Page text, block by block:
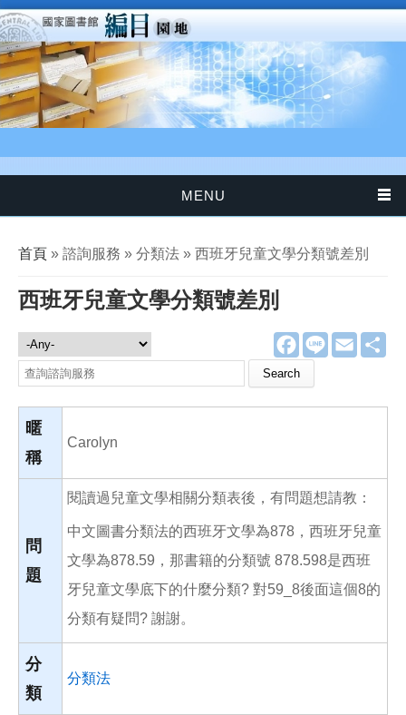
移至主內容
MENU
您在這裡
首頁 » 諮詢服務 » 分類法 » 西班牙兒童文學分類號差別
西班牙兒童文學分類號差別
F
a
e
o
L
E
m
諮詢服務
Search this site
暱
稱
Carolyn
問
題
閱讀過兒童文學相關分類表後，有問題想請教：
中文圖書分類法的西班牙文學為878，西班牙兒童
文學為878.59，那書籍的分類號 878.598是西班
牙兒童文學底下的什麼分類? 對59_8後面這個8的
分類有疑問? 謝謝。
分
類
分類法